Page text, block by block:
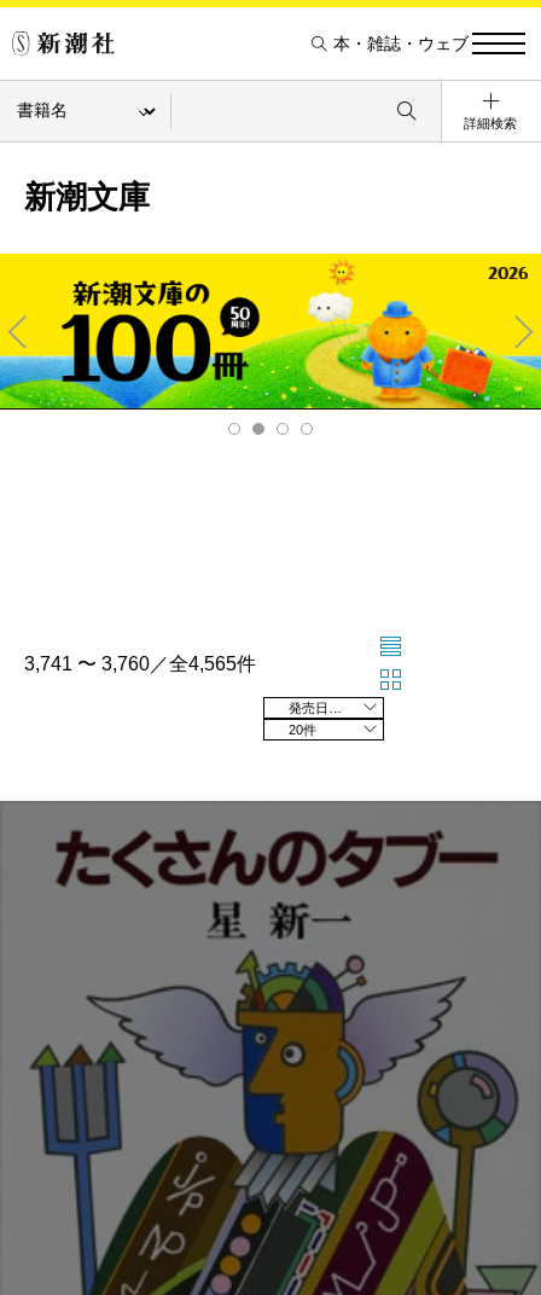
本・雑誌・ウェブ
詳細検索
新潮文庫
Pre
v
Ne
xt
3,741 〜 3,760／全4,565件
20件